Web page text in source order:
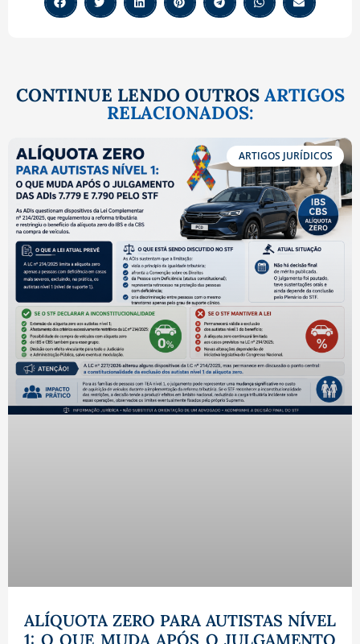
CONTINUE LENDO OUTROS ARTIGOS
RELACIONADOS:
ARTIGOS JURÍDICOS
ALÍQUOTA ZERO PARA AUTISTAS NÍVEL
1: O QUE MUDA APÓS O JULGAMENTO